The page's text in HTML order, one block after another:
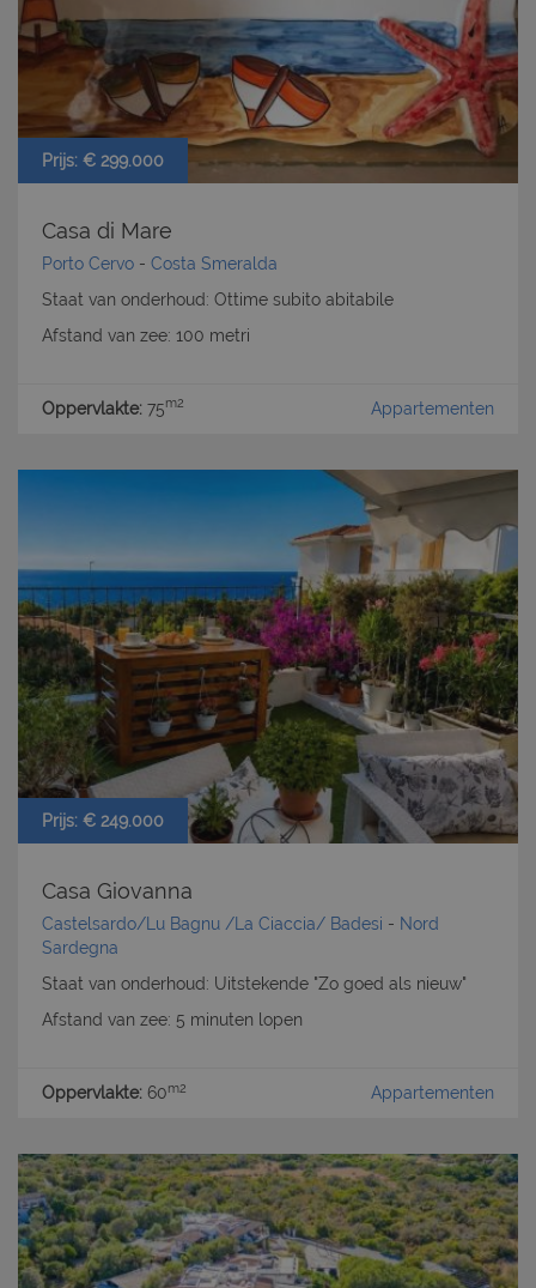
Prijs: € 299.000
Casa di Mare
Porto Cervo - Costa Smeralda
Staat van onderhoud: Ottime subito abitabile
Afstand van zee: 100 metri
Oppervlakte: 75m2 Appartementen
Prijs: € 249.000
Casa Giovanna
Castelsardo/Lu Bagnu /La Ciaccia/ Badesi - Nord
Sardegna
Staat van onderhoud: Uitstekende "Zo goed als nieuw"
Afstand van zee: 5 minuten lopen
Oppervlakte: 60m2 Appartementen